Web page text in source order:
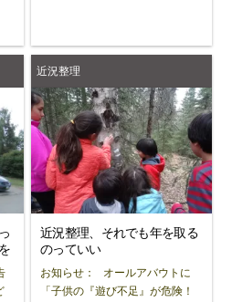
近況整理
近況整理、それでも年を取る
のっていい
お知らせ： オールアバウトに
「子供の『遊び不足』が危険！